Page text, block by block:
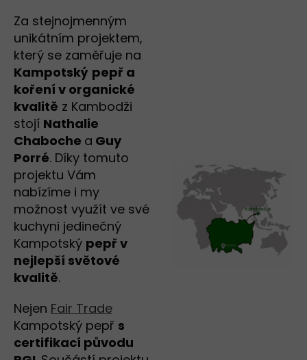
Za stejnojmenným
unikátním projektem,
který se zaměřuje na
Kampotský pepř a
koření v organické
kvalitě z Kambodži
stojí Nathalie
Chaboche a Guy
Porré. Díky tomuto
projektu Vám
nabízíme i my
možnost využít ve své
kuchyni jedinečný
Kampotský pepř v
nejlepší světové
kvalitě.
Nejen Fair Trade
Kampotský pepř s
certifikací původu